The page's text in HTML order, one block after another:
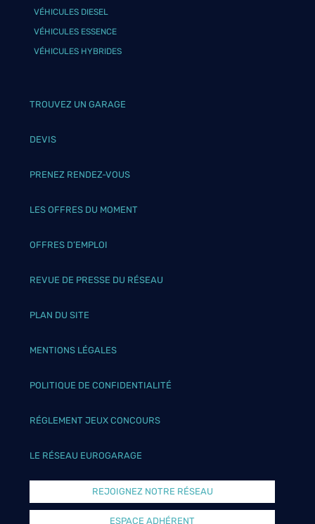
VÉHICULES DIESEL
VÉHICULES ESSENCE
VÉHICULES HYBRIDES
TROUVEZ UN GARAGE
DEVIS
PRENEZ RENDEZ-VOUS
LES OFFRES DU MOMENT
OFFRES D’EMPLOI
REVUE DE PRESSE DU RÉSEAU
PLAN DU SITE
MENTIONS LÉGALES
POLITIQUE DE CONFIDENTIALITÉ
RÉGLEMENT JEUX CONCOURS
LE RÉSEAU EUROGARAGE
REJOIGNEZ NOTRE RÉSEAU
ESPACE ADHÉRENT